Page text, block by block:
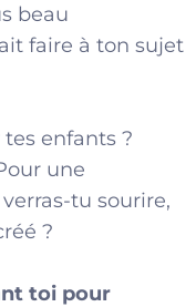
beau
faire à ton sujet
tes enfants ?
une
tu sourire,
?
toi pour